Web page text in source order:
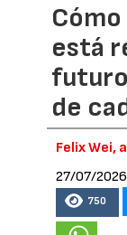
está
de
Felix Wei,
27/07/2026
750